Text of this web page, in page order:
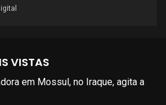
VISTAS
em Mossul, no Iraque, agita a